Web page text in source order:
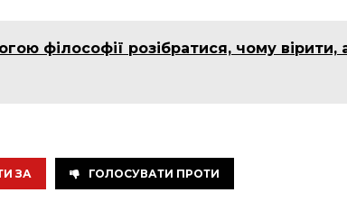
філософії розібратися, чому вірити,
ЗА ГОЛОСУВАТИ ПРОТИ